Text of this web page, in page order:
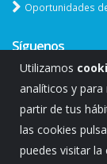
Oportunidades
Síguenos
Utilizamos
analíticos y
partir de tus
las cookies
puedes visitar